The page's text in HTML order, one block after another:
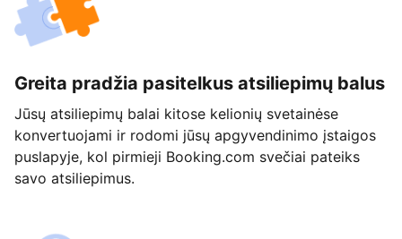
Greita pradžia pasitelkus atsiliepimų balus
Jūsų atsiliepimų balai kitose kelionių svetainėse
konvertuojami ir rodomi jūsų apgyvendinimo įstaigos
puslapyje, kol pirmieji Booking.com svečiai pateiks
savo atsiliepimus.